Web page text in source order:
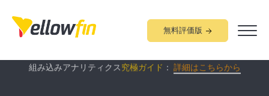
無料評価版
Yellowfinについて60分で学べるオンラインデモ開催中！：詳細